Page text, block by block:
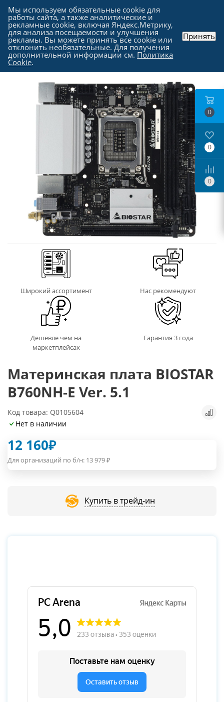
Каталог - Комплектующие для компьютера
Материнские платы
Широкий ассортимент Нас рекомендуют
Дешевле чем на
маркетплейсах
Гарантия 3 года
Материнская плата BIOSTAR
B760NH-E Ver. 5.1
Код товара: Q0105604
Нет в наличии
12 160₽
Для организаций по б/н: 13 979₽
Купить в трейд-ин
0
0
0
Мы используем обязательные cookie для
работы сайта, а также аналитические и
рекламные cookie, включая Яндекс.Метрику,
для анализа посещаемости и улучшения
рекламы. Вы можете принять все cookie или
отклонить необязательные. Для получения
дополнительной информации см. Политика
Cookie.
Принять